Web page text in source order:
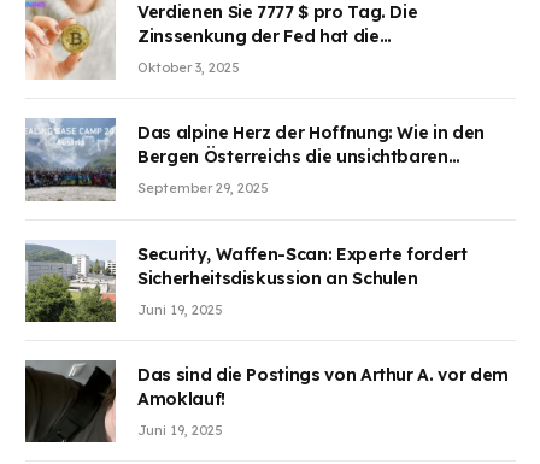
Verdienen Sie 7777 $ pro Tag. Die
Zinssenkung der Fed hat die
Aufmerksamkeit des Marktes erregt.
Oktober 3, 2025
Das alpine Herz der Hoffnung: Wie in den
Bergen Österreichs die unsichtbaren
Wunden des Kriegesheilen
September 29, 2025
Security, Waffen-Scan: Experte fordert
Sicherheitsdiskussion an Schulen
Juni 19, 2025
Das sind die Postings von Arthur A. vor dem
Amoklauf!
Juni 19, 2025